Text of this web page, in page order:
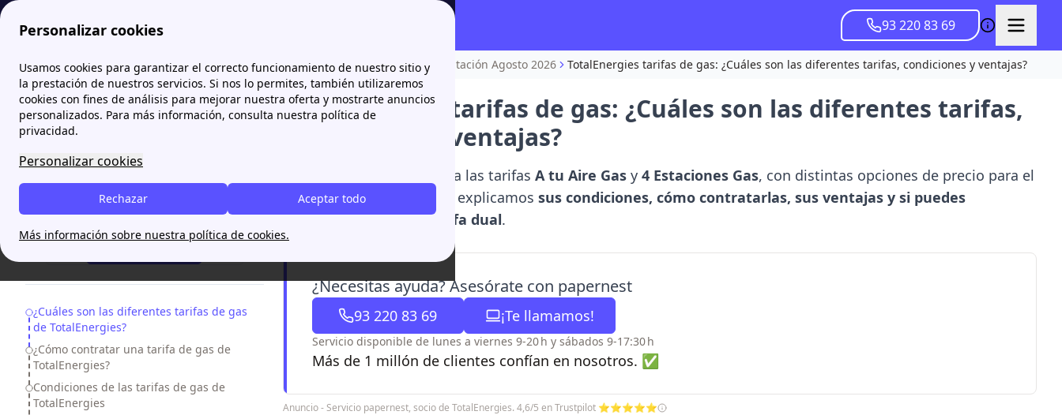
Personalizar cookies
Usamos cookies para garantizar el correcto funcionamiento de nuestro sitio y
la prestación de nuestros servicios. Si nos lo permites, también utilizaremos
cookies con fines de análisis para mejorar nuestra oferta y mostrarte anuncios
personalizados. Para más información, consulta nuestra política de
privacidad.
Personalizar cookies
Aceptar todo
Rechazar
Más información sobre nuestra política de cookies.
93 220 83 69
Papernest.es More¿Qué tarifas de luz y gas tiene TotalEnergies? Precios y contratación Agosto 2026 TotalEnergies tarifas de gas: ¿Cuáles son las diferentes tarifas, condiciones y ventajas?
¿Necesitas ayuda?
Table of Contents
¿Cuáles son las diferentes tarifas de gas
de TotalEnergies?
¿Cómo contratar una tarifa de gas de
TotalEnergies?
Condiciones de las tarifas de gas de
TotalEnergies
TotalEnergies tarifas de gas: ¿Cuáles son las diferentes tarifas,
condiciones y ventajas?
TotalEnergies comercializa las tarifas A tu Aire Gasy 4 Estaciones Gas, con distintas opciones de precio para el
suministro doméstico. Te explicamos sus condiciones, cómo contratarlas, sus ventajas y si puedes
combinarlas en una tarifa dual.
¿Necesitas ayuda? Asesórate con papernest
93 220 83 69 ¡Te llamamos!
Servicio disponible de lunes a viernes 9-20 h y sábados 9-17:30 h
Más de 1 millón de clientes confían en nosotros. ✅
Anuncio - Servicio papernest, socio de TotalEnergies. 4,6/5 en Trustpilot ⭐⭐⭐⭐⭐